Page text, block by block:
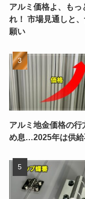
アルミ価格よ、もっ
れ！ 市場見通しと
願い
アルミ地金価格の行
め息…2025年は供給